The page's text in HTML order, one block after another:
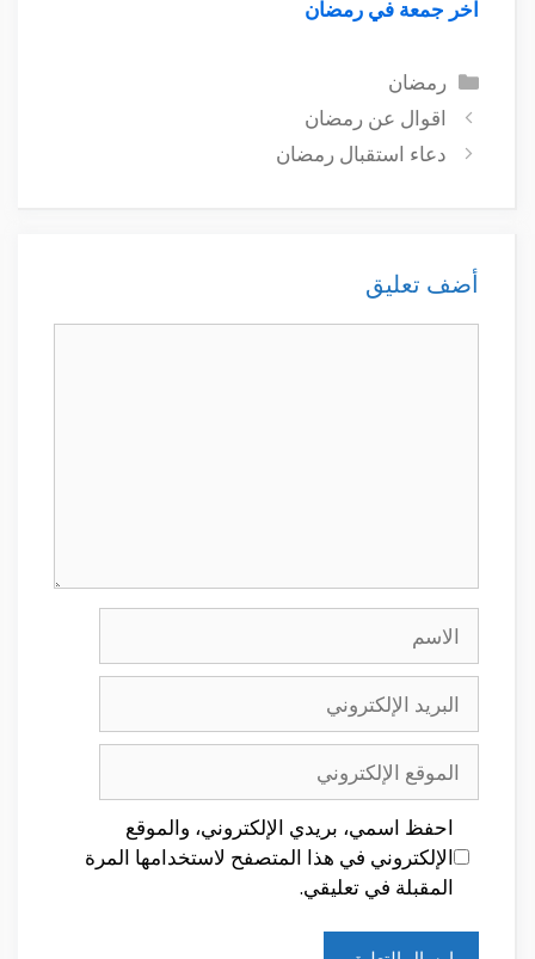
اخر جمعة في رمضان
التصنيفات
رمضان
اقوال عن رمضان
دعاء استقبال رمضان
أضف تعليق
الإلكتروني
الإلكتروني
احفظ اسمي، بريدي الإلكتروني، والموقع
الإلكتروني في هذا المتصفح لاستخدامها المرة
المقبلة في تعليقي.